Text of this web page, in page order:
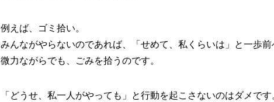
例えば、ゴミ拾い。
みんながやらないのであれば、「せめて、私くらいは」と一歩前
微力ながらでも、ごみを拾うのです。
「どうせ、私一人がやっても」と行動を起こさないのはダメです。